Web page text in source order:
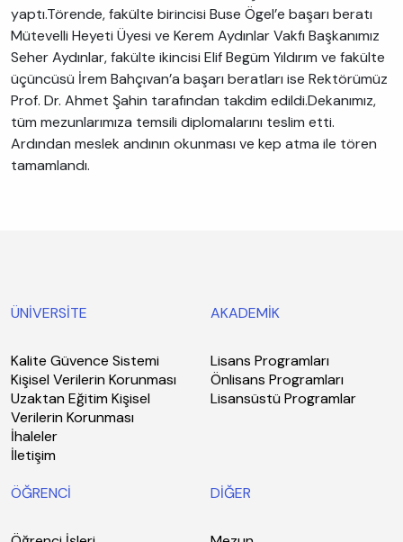
yaptı.Törende, fakülte birincisi Buse Ögel’e başarı beratı
Mütevelli Heyeti Üyesi ve Kerem Aydınlar Vakfı Başkanımız
Seher Aydınlar, fakülte ikincisi Elif Begüm Yıldırım ve fakülte
üçüncüsü İrem Bahçıvan’a başarı beratları ise Rektörümüz
Prof. Dr. Ahmet Şahin tarafından takdim edildi.Dekanımız,
tüm mezunlarımıza temsili diplomalarını teslim etti.
Ardından meslek andının okunması ve kep atma ile tören
tamamlandı.
ÜNİVERSİTE
Kalite Güvence Sistemi
Kişisel Verilerin Korunması
Uzaktan Eğitim Kişisel
Verilerin Korunması
İhaleler
İletişim
AKADEMİK
Lisans Programları
Önlisans Programları
Lisansüstü Programlar
ÖĞRENCİ DİĞER